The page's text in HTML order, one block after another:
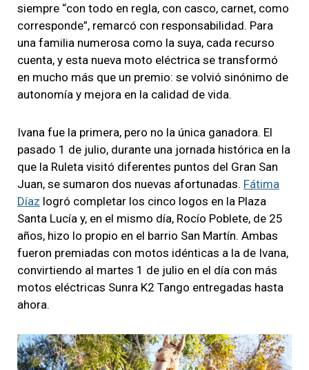
siempre “con todo en regla, con casco, carnet, como
corresponde”, remarcó con responsabilidad. Para
una familia numerosa como la suya, cada recurso
cuenta, y esta nueva moto eléctrica se transformó
en mucho más que un premio: se volvió sinónimo de
autonomía y mejora en la calidad de vida.
Ivana fue la primera, pero no la única ganadora. El
pasado 1 de julio, durante una jornada histórica en la
que la Ruleta visitó diferentes puntos del Gran San
Juan, se sumaron dos nuevas afortunadas. Fátima
Díaz logró completar los cinco logos en la Plaza
Santa Lucía y, en el mismo día, Rocío Poblete, de 25
años, hizo lo propio en el barrio San Martín. Ambas
fueron premiadas con motos idénticas a la de Ivana,
convirtiendo al martes 1 de julio en el día con más
motos eléctricas Sunra K2 Tango entregadas hasta
ahora.